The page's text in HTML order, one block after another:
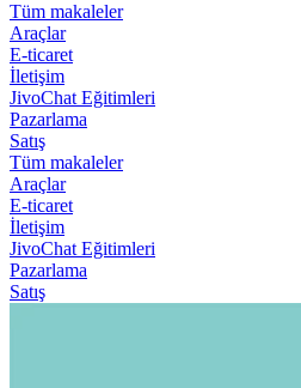
Tüm makaleler
Araçlar
E-ticaret
İletişim
JivoChat Eğitimleri
Pazarlama
Satış
Tüm makaleler
Araçlar
E-ticaret
İletişim
JivoChat Eğitimleri
Pazarlama
Satış